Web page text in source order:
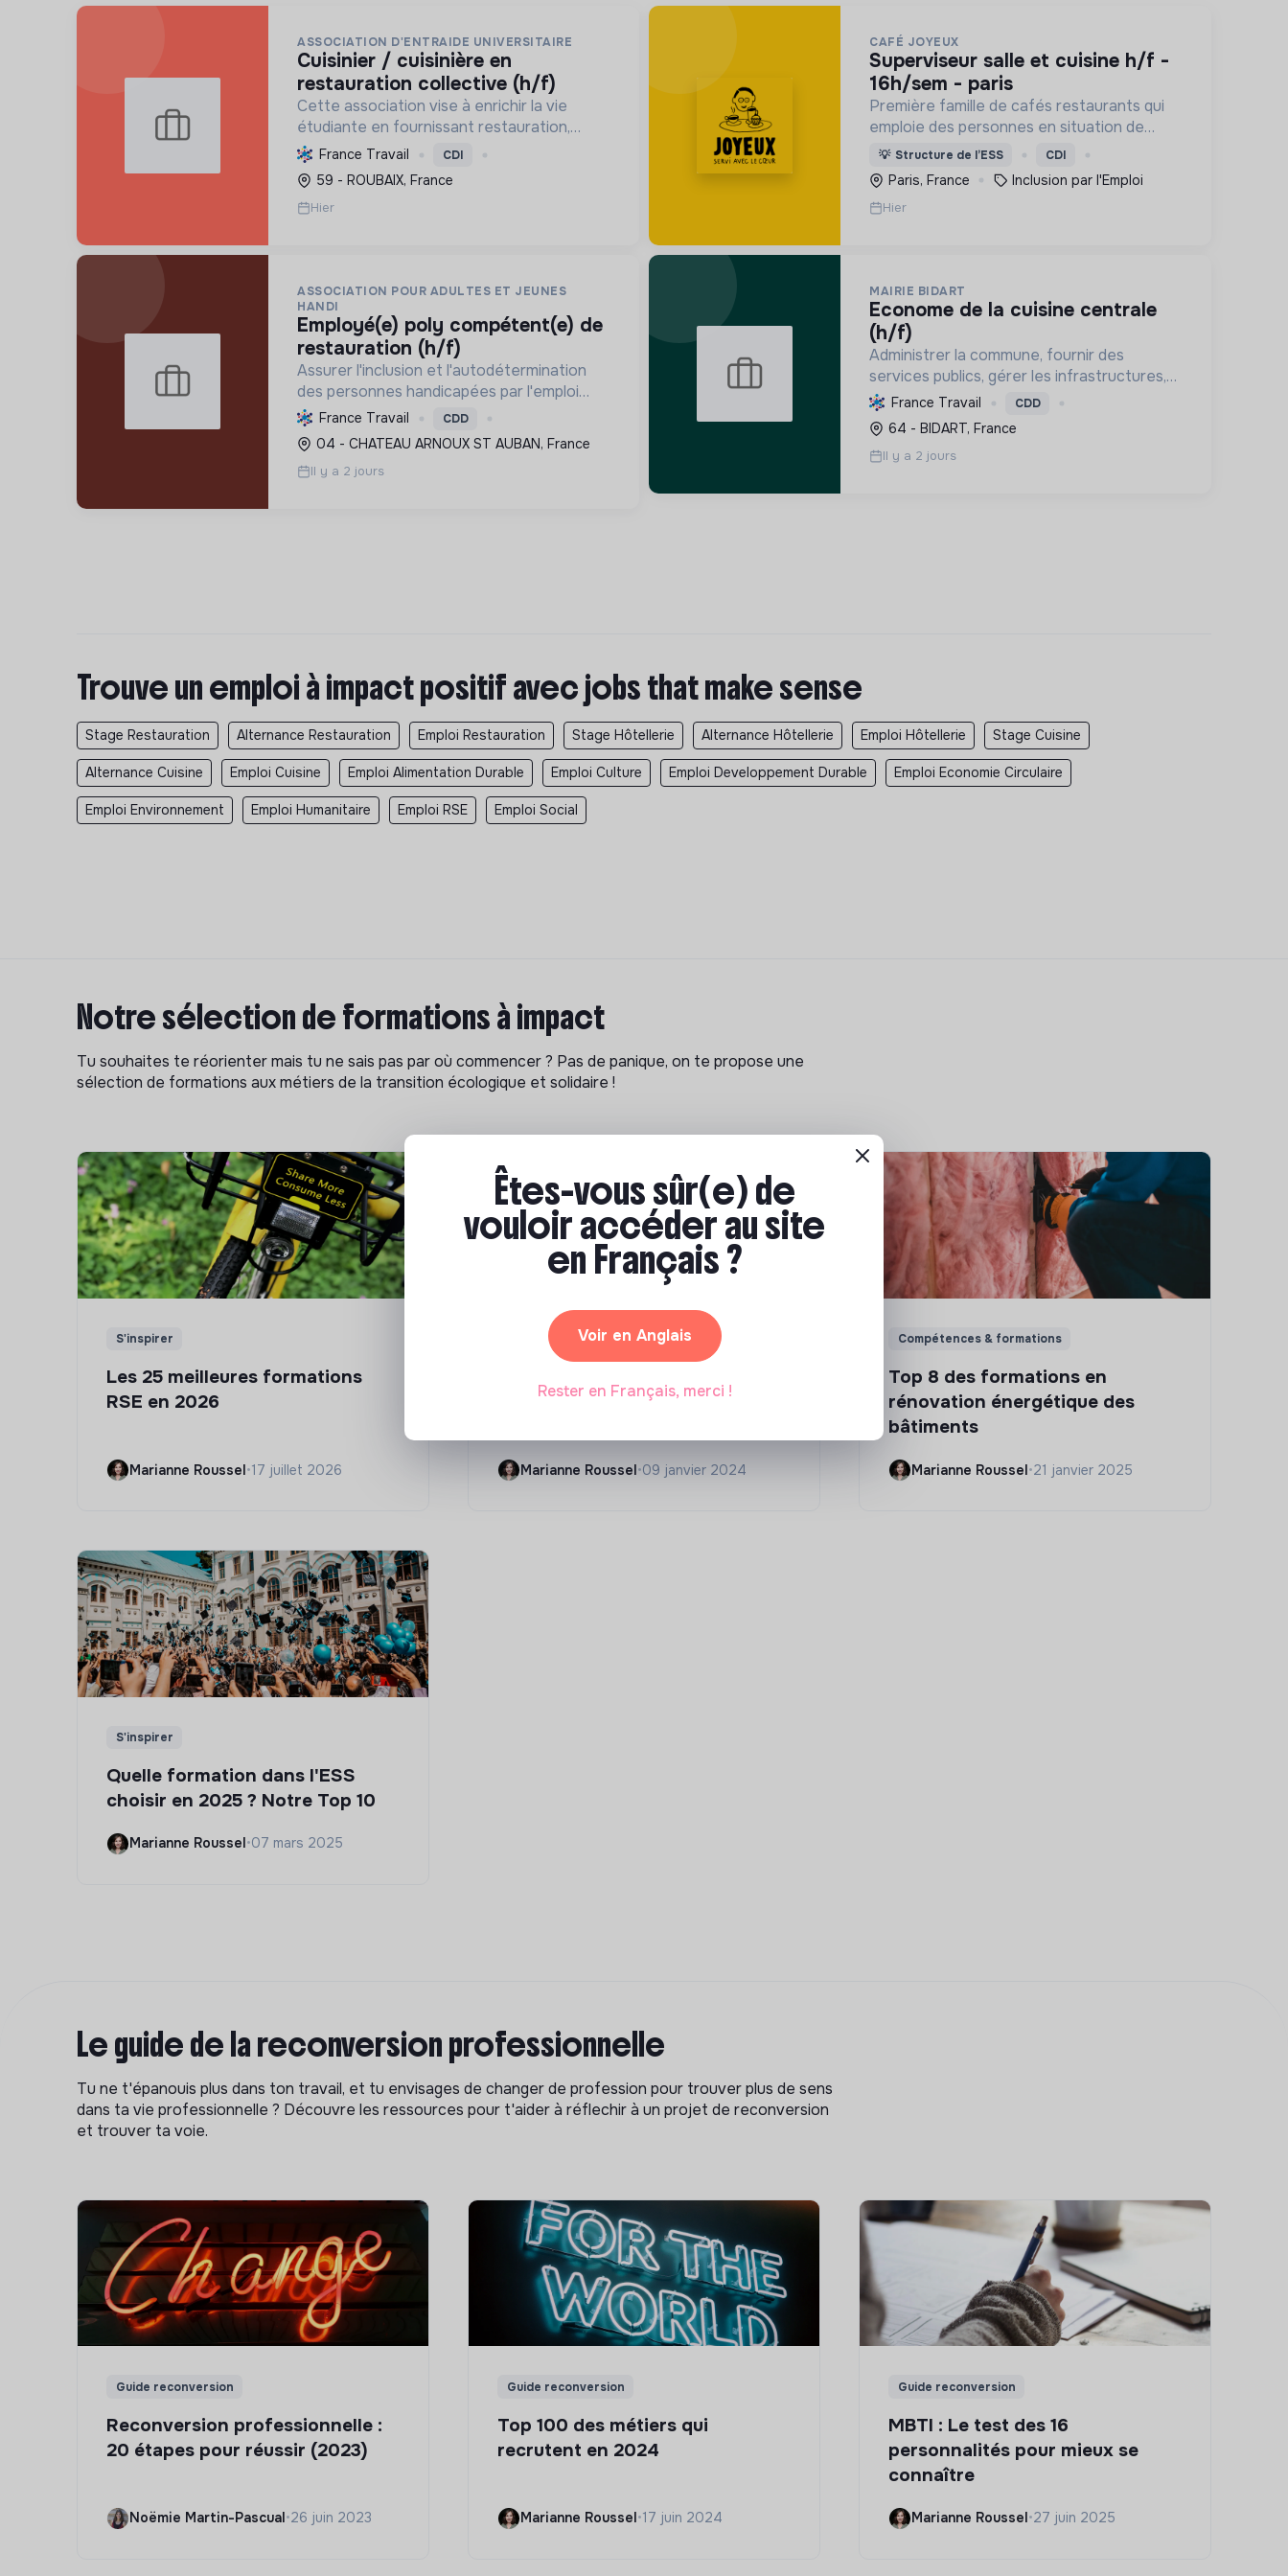
ASSOCIATION D'ENTRAIDE UNIVERSITAIRE
cuisinier / cuisinière en
restauration collective (h/f)
Cette association vise à enrichir la vie
étudiante en fournissant restauration,
logement, santé, soutien social et sport,
favorisant ainsi le bien-être et le succès
des jeunes.
France Travail CDI
59 - ROUBAIX, France
Hier
CAFÉ JOYEUX
superviseur salle et cuisine h/f -
16h/sem - paris
Première famille de cafés restaurants qui
emploie des personnes en situation de
handicap mental ou cognitif, Café joyeux
poursuit sa croissance au service de
l'inclusion avec déjà plusieurs cafés.
💡 Structure de l’ESS CDI
Paris, France Inclusion par l'Emploi
Hier
ASSOCIATION POUR ADULTES ET JEUNES
HANDI
employé(e) poly compétent(e) de
restauration (h/f)
Assurer l'inclusion et l'autodétermination
des personnes handicapées par l'emploi
adapté en restauration collective, tout en
répondant aux besoins locaux et en
cultivant la solidarité.
France Travail CDD
04 - CHATEAU ARNOUX ST AUBAN, France
Il y a 2 jours
MAIRIE BIDART
econome de la cuisine centrale
(h/f)
Administrer la commune, fournir des
services publics, gérer les infrastructures,
promouvoir le tourisme, et mettre en
œuvre des politiques pour une transition
écologique et sociale durable.
France Travail CDD
64 - BIDART, France
Il y a 2 jours
Trouve un emploi à impact positif avec jobs that make sense
Stage Restauration Alternance Restauration Emploi Restauration Stage Hôtellerie Alternance Hôtellerie Emploi Hôtellerie Stage Cuisine
Alternance Cuisine Emploi Cuisine Emploi Alimentation Durable Emploi Culture Emploi Developpement Durable Emploi Economie Circulaire
Emploi Environnement Emploi Humanitaire Emploi RSE Emploi Social
Notre sélection de formations à impact
Tu souhaites te réorienter mais tu ne sais pas par où commencer ? Pas de panique, on te propose une
sélection de formations aux métiers de la transition écologique et solidaire !
S'inspirer
Les 25 meilleures formations
RSE en 2026
Marianne Roussel•17 juillet 2026
Compétences & formations
transition écologique ?
Marianne Roussel•09 janvier 2024
Compétences & formations
Top 8 des formations en
rénovation énergétique des
bâtiments
Marianne Roussel•21 janvier 2025
S'inspirer
Quelle formation dans l'ESS
choisir en 2025 ? Notre Top 10
Marianne Roussel •07 mars 2025
Le guide de la reconversion professionnelle
Tu ne t'épanouis plus dans ton travail, et tu envisages de changer de profession pour trouver plus de sens
dans ta vie professionnelle ? Découvre les ressources pour t'aider à réflechir à un projet de reconversion
et trouver ta voie.
Guide reconversion
Reconversion professionnelle :
20 étapes pour réussir (2023)
Noëmie Martin-Pascual•26 juin 2023
Guide reconversion
Top 100 des métiers qui
recrutent en 2024
Marianne Roussel•17 juin 2024
Guide reconversion
MBTI : Le test des 16
personnalités pour mieux se
connaître
Marianne Roussel•27 juin 2025
Êtes-vous sûr(e) de
vouloir accéder au site
en Français ?
Voir en Anglais
Rester en Français, merci !